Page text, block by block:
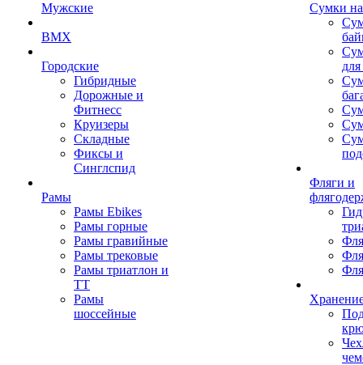
Мужские
BMX
Городские
Гибридные
Дорожные и
Фитнесс
Круизеры
Складные
Фиксы и
Синглспид
Рамы
Рамы Ebikes
Рамы горные
Рамы гравийные
Рамы трековые
Рамы триатлон и
ТТ
Рамы
шоссейные
Сумки
Фляги и